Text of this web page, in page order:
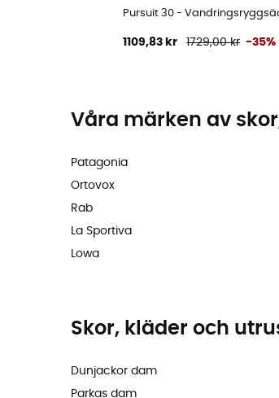
Pursuit 30 -
1109,83 kr 1729,00 kr -35%
Våra märken av
Patagonia
Ortovox
Rab
La Sportiva
Lowa
Skor, kläder och
Dunjackor dam
Parkas dam